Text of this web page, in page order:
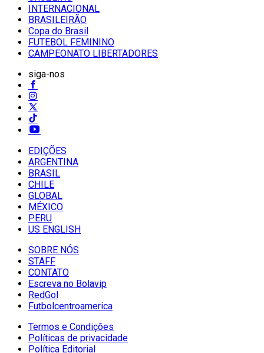
INTERNACIONAL
BRASILEIRÃO
Copa do Brasil
FUTEBOL FEMININO
CAMPEONATO LIBERTADORES
siga-nos
EDIÇÕES
ARGENTINA
BRASIL
CHILE
GLOBAL
MÉXICO
PERU
US ENGLISH
SOBRE NÓS
STAFF
CONTATO
Escreva no Bolavip
RedGol
Futbolcentroamerica
Termos e Condições
Políticas de privacidade
Política Editorial